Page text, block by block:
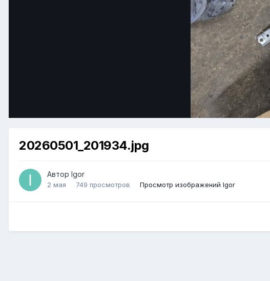
20260501_201934.jpg
Автор Igor
2 мая 749 просмотров Просмотр изображений Igor